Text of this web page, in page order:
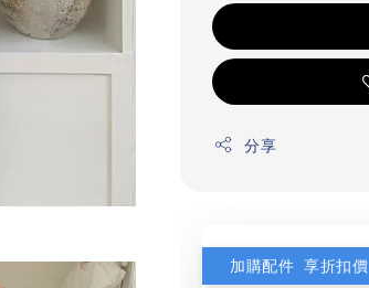
分享
加購配件 享折扣價